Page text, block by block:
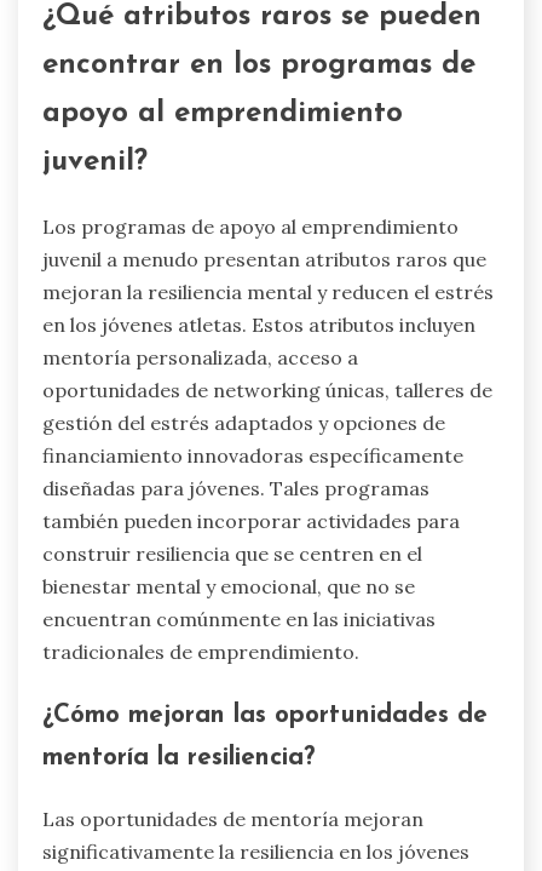
¿Qué atributos raros se pueden
encontrar en los programas de
apoyo al emprendimiento
juvenil?
Los programas de apoyo al emprendimiento
juvenil a menudo presentan atributos raros que
mejoran la resiliencia mental y reducen el estrés
en los jóvenes atletas. Estos atributos incluyen
mentoría personalizada, acceso a
oportunidades de networking únicas, talleres de
gestión del estrés adaptados y opciones de
financiamiento innovadoras específicamente
diseñadas para jóvenes. Tales programas
también pueden incorporar actividades para
construir resiliencia que se centren en el
bienestar mental y emocional, que no se
encuentran comúnmente en las iniciativas
tradicionales de emprendimiento.
¿Cómo mejoran las oportunidades de
mentoría la resiliencia?
Las oportunidades de mentoría mejoran
significativamente la resiliencia en los jóvenes